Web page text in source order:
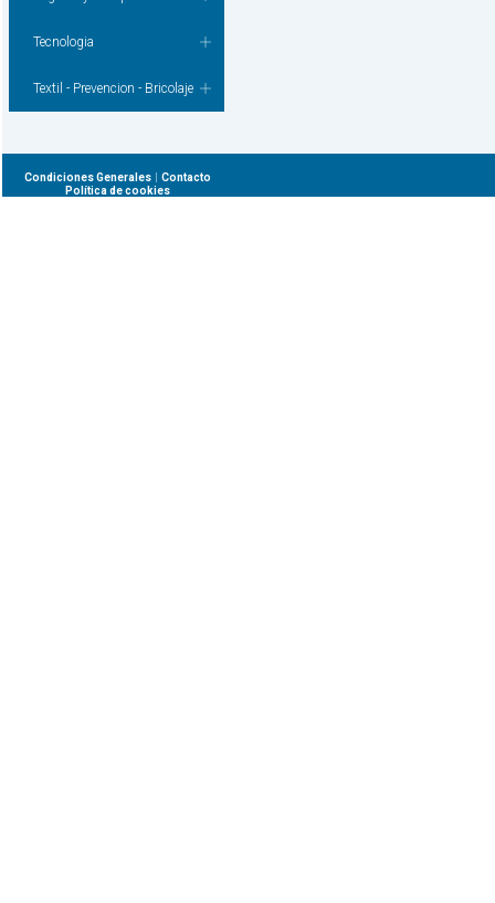
Tecnologia
Textil - Prevencion - Bricolaje
Condiciones Generales| Contacto
Política de cookies